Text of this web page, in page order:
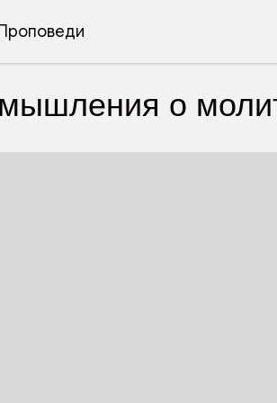
Проповеди
о